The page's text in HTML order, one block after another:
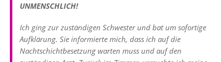
UNMENSCHLICH!
Ich ging zur zuständigen Schwester und bat um sofortige
Aufklärung. Sie informierte mich, dass ich auf die
Nachtschichtbesetzung warten muss und auf den